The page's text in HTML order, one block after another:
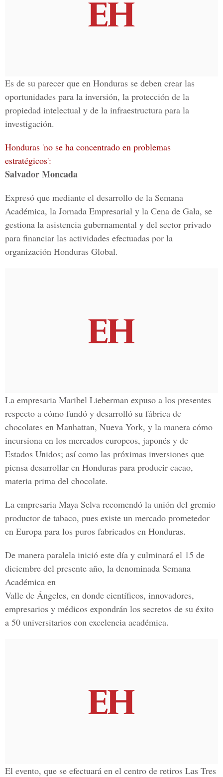
Es de su parecer que en Honduras se deben crear las
oportunidades para la inversión, la protección de la
propiedad intelectual y de la infraestructura para la
investigación.
Honduras 'no se ha concentrado en problemas
estratégicos':
Salvador Moncada
Expresó que mediante el desarrollo de la Semana
Académica, la Jornada Empresarial y la Cena de Gala, se
gestiona la asistencia gubernamental y del sector privado
para financiar las actividades efectuadas por la
organización Honduras Global.
La empresaria Maribel Lieberman expuso a los presentes
respecto a cómo fundó y desarrolló su fábrica de
chocolates en Manhattan, Nueva York, y la manera cómo
incursiona en los mercados europeos, japonés y de
Estados Unidos; así como las próximas inversiones que
piensa desarrollar en Honduras para producir cacao,
materia prima del chocolate.
La empresaria Maya Selva recomendó la unión del gremio
productor de tabaco, pues existe un mercado prometedor
en Europa para los puros fabricados en Honduras.
De manera paralela inició este día y culminará el 15 de
diciembre del presente año, la denominada Semana
Académica en
Valle de Ángeles, en donde científicos, innovadores,
empresarios y médicos expondrán los secretos de su éxito
a 50 universitarios con excelencia académica.
El evento, que se efectuará en el centro de retiros Las Tres